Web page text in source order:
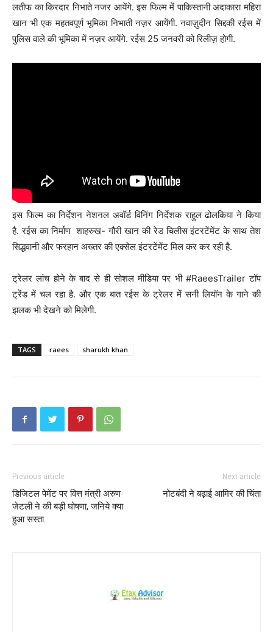
लतीफ का किरदार निभाते नजर आयेंगे. इस फिल्म में पाकिस्तानी अदाकारा महिरा
खान भी एक महतवपूर्ण भूमिका निभाती नज़र आयेंगी. नवाज़ुदीन सिद्दकी रईस में
पुलिस वाले की भूमिका में नज़र आयेंगे. रईस 25 जनवरी को रिलीज़ होगी.
इस फिल्म का निर्देशन नेशनल अवॉर्ड विनिंग निर्देशक राहुल ढोलकिया ने किया
है. रईस का निर्माण शाहरुख- गौरी खान की रेड चिलीस इंटरटेंमेंट के साथ तेश
सिद्धवानी और फरहान अख्तर की एक्सेल इंटरटेंमेंट मिल कर कर रही है.
ट्रेलर लांच होने के बाद से ही सोशल मीडिया पर भी #RaeesTrailer टॉप
ट्रेंड में चल रहा है. और एक बात रईस के ट्रेलर में सनी लियॉन के गाने की
झलक भी देखने को मिलेगी.
TAGS raees sharukh khan
Previous article
डिजिटल पेमेंट पर वित्त मंत्री अरुण
जेटली ने की बड़ी घोषणा, जनिये क्या
हुआ सस्ता.
Next article
नोटबंदी ने बढ़ाई आमिर की चिंता